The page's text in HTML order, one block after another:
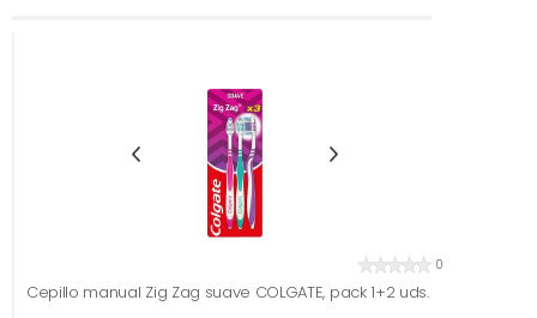
0
Cepillo manual Zig Zag suave COLGATE, pack 1+2 uds.